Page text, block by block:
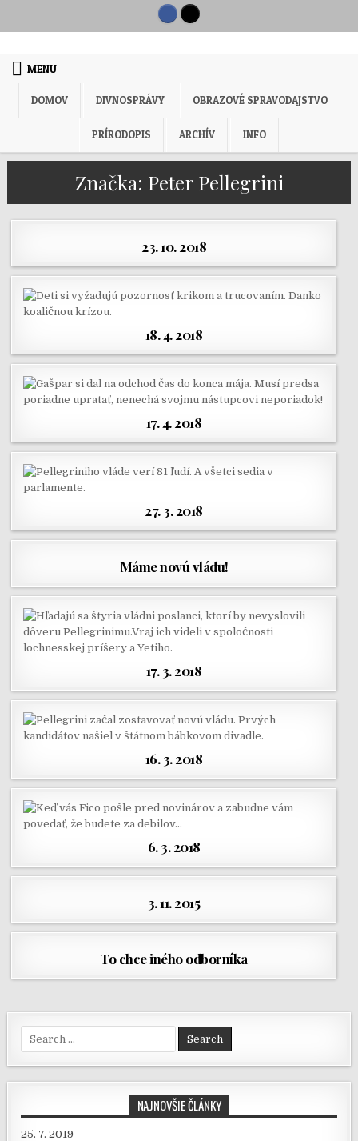
MENU
DOMOV DIVNOSPRÁVY OBRAZOVÉ SPRAVODAJSTVO
PRÍRODOPIS ARCHÍV INFO
Značka: Peter Pellegrini
23. 10. 2018
18. 4. 2018
17. 4. 2018
27. 3. 2018
Máme novú vládu!
17. 3. 2018
16. 3. 2018
6. 3. 2018
3. 11. 2015
To chce iného odborníka
Search for:
NAJNOVŠIE ČLÁNKY
25. 7. 2019